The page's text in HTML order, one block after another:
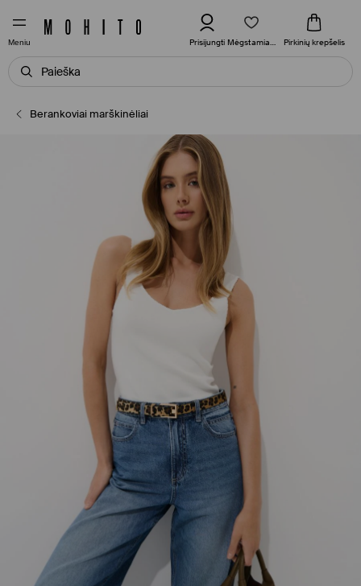
Meniu Prisijungti Pirkinių krepšelis
Berankoviai marškinėliai